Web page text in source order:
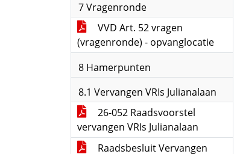
7 Vragenronde
VVD Art. 52 vragen
(vragenronde) - opvanglocatie
8 Hamerpunten
8.1 Vervangen VRIs Julianalaan
26-052 Raadsvoorstel
vervangen VRIs Julianalaan
Raadsbesluit Vervangen